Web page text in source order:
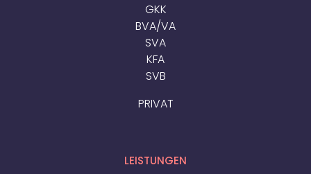
GKK
BVA/VA
SVA
KFA
SVB
PRIVAT
LEISTUNGEN